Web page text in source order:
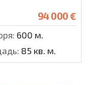
94 000 €
600 м.
85 кв. м.